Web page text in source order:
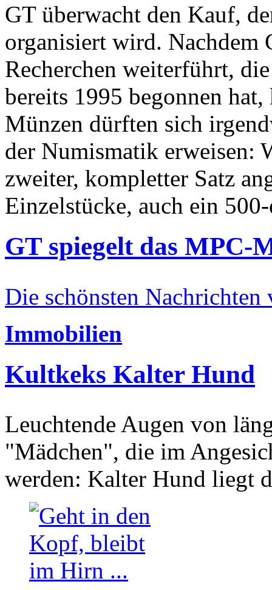
GT überwacht den Kauf,
organisiert wird. Nachdem
Recherchen weiterführt,
bereits 1995 begonnen
Münzen dürften sich
der Numismatik erweisen:
zweiter, kompletter Satz
Einzelstücke, auch ein
GT spiegelt das MPC-
Die schönsten Nachrichten
Immobilien
Kultkeks Kalter Hund
Leuchtende Augen von
"Mädchen", die im
werden: Kalter Hund liegt